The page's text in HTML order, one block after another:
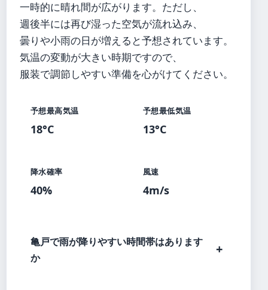
一時的に晴れ間が広がります。ただし、
週後半には再び湿った空気が流れ込み、
曇りや小雨の日が増えると予想されています。
気温の変動が大きい時期ですので、
服装で調節しやすい準備を心がけてください。
予想最高気温
18°C
予想最低気温
13°C
降水確率
40%
風速
4m/s
亀戸で雨が降りやすい時間帯はあります
か